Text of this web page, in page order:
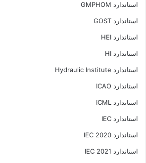
استاندارد GMPHOM
استاندارد GOST
استاندارد HEI
استاندارد HI
استاندارد Hydraulic Institute
استاندارد ICAO
استاندارد ICML
استاندارد IEC
استاندارد IEC 2020
استاندارد IEC 2021